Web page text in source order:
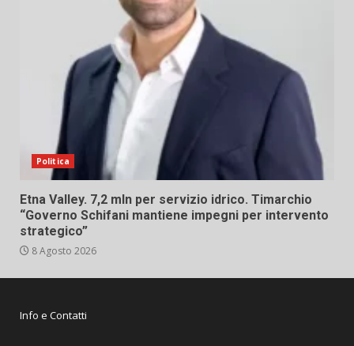
Politica
Etna Valley. 7,2 mln per servizio idrico. Timarchio
“Governo Schifani mantiene impegni per intervento
strategico”
8 Agosto 2026
Info e Contatti